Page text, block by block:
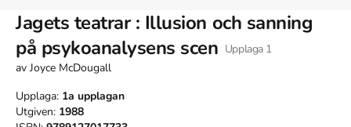
Jagets teatrar : Illusion och sanning
på psykoanalysens scen Upplaga 1
av Joyce McDougall
Upplaga: 1a upplagan
Utgiven: 1988